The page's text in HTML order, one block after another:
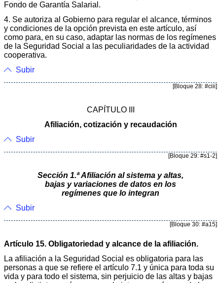
Fondo de Garantía Salarial.
4. Se autoriza al Gobierno para regular el alcance, términos
y condiciones de la opción prevista en este artículo, así
como para, en su caso, adaptar las normas de los regímenes
de la Seguridad Social a las peculiaridades de la actividad
cooperativa.
Subir
[Bloque 28: #ciii]
CAPÍTULO III
Afiliación, cotización y recaudación
Subir
[Bloque 29: #s1-2]
Sección 1.ª Afiliación al sistema y altas,
bajas y variaciones de datos en los
regímenes que lo integran
Subir
[Bloque 30: #a15]
Artículo 15. Obligatoriedad y alcance de la afiliación.
La afiliación a la Seguridad Social es obligatoria para las
personas a que se refiere el artículo 7.1 y única para toda su
vida y para todo el sistema, sin perjuicio de las altas y bajas